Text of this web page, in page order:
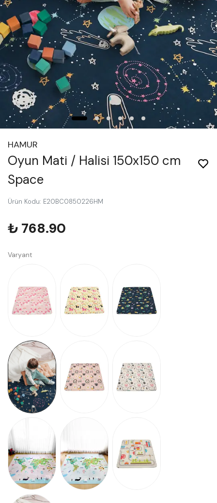
HAMUR
Oyun Mati / Halisi 150x150 cm
Space
Ürün Kodu: E20BC0850226HM
₺ 768.90
Varyant